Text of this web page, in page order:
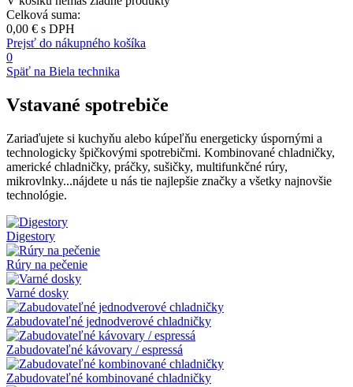
Celková suma:
0,00 € s DPH
Prejsť do nákupného košíka
0
Späť na Biela technika
Vstavané spotrebiče
Zariaďujete si kuchyňu alebo kúpeľňu energeticky úspornými a
technologicky špičkovými spotrebičmi. Kombinované chladničky,
americké chladničky, práčky, sušičky, multifunkčné rúry,
mikrovlnky...nájdete u nás tie najlepšie značky a všetky najnovšie
technológie.
Digestory
Rúry na pečenie
Varné dosky
Zabudovateľné jednodverové chladničky
Zabudovateľné kávovary / espressá
Zabudovateľné kombinované chladničky